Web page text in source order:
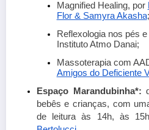
Magnified Healing, por
Flor & Samyra Akasha;
Reflexologia nos pés
Instituto Atmo Danai;
Massoterapia com
Amigos do Deficiente
Espaço Marandubinha*:
bebês e crianças, com
de leitura às 14h, às